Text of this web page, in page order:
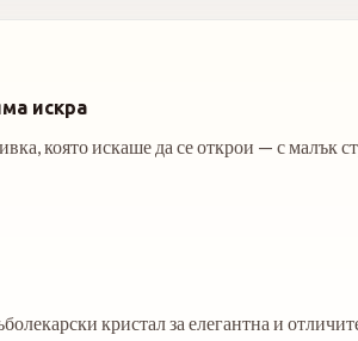
искра
която искаше да се открои — с малък
кристал за елегантна и